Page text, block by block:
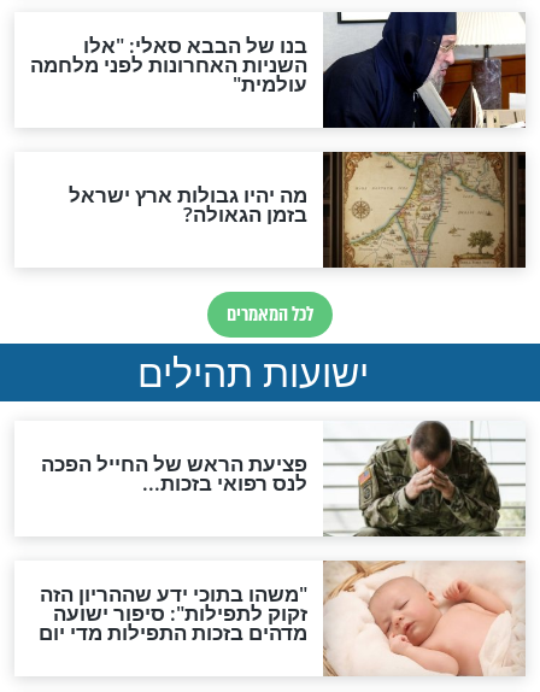
האם לאחר בוא המשיח יהיה
אפשר לחזור בתשובה?
לכל המאמרים
להמתקת הדינים וביטול
גזרות
סגולת ע"ב שמות הקודש